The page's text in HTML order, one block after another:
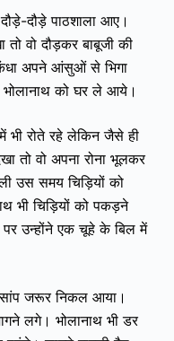
दौड़े पाठशाला आए।
वो दौड़कर बाबूजी की
कंधा अपने आंसुओं से भिगा
भोलानाथ को घर ले आये।
भी रोते रहे लेकिन जैसे ही
तो वो अपना रोना भूलकर
उस समय चिड़ियों को
भी चिड़ियों को पकड़ने
उन्होंने एक चूहे के बिल में
जरूर निकल आया।
लगे। भोलानाथ भी डर